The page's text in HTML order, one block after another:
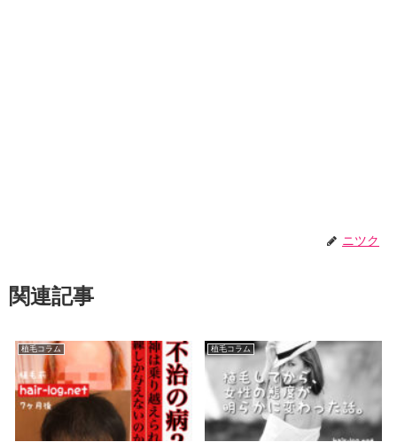
ニツク
関連記事
植毛コラム 植毛コラム